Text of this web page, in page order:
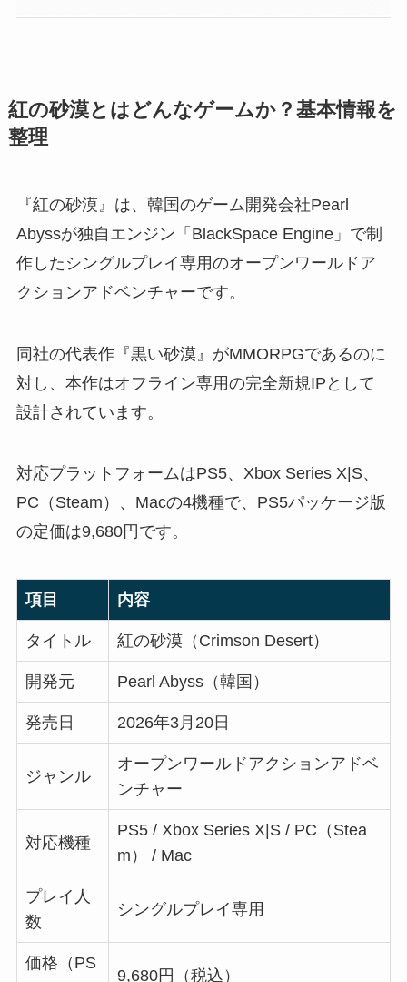
紅の砂漠とはどんなゲームか？基本情報を
整理
『紅の砂漠』は、韓国のゲーム開発会社Pearl
Abyssが独自エンジン「BlackSpace Engine」で制
作したシングルプレイ専用のオープンワールドア
クションアドベンチャーです。
同社の代表作『黒い砂漠』がMMORPGであるのに
対し、本作はオフライン専用の完全新規IPとして
設計されています。
対応プラットフォームはPS5、Xbox Series X|S、
PC（Steam）、Macの4機種で、PS5パッケージ版
の定価は9,680円です。
項目 内容
タイトル 紅の砂漠（Crimson Desert）
開発元 Pearl Abyss（韓国）
発売日 2026年3月20日
ジャンル
オープンワールドアクションアドベ
ンチャー
対応機種
PS5 / Xbox Series X|S / PC（Stea
m） / Mac
プレイ人
数
シングルプレイ専用
価格（PS
9,680円（税込）